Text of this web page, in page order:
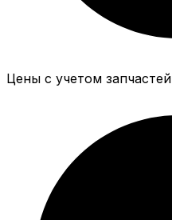
Цены с учетом запчастей